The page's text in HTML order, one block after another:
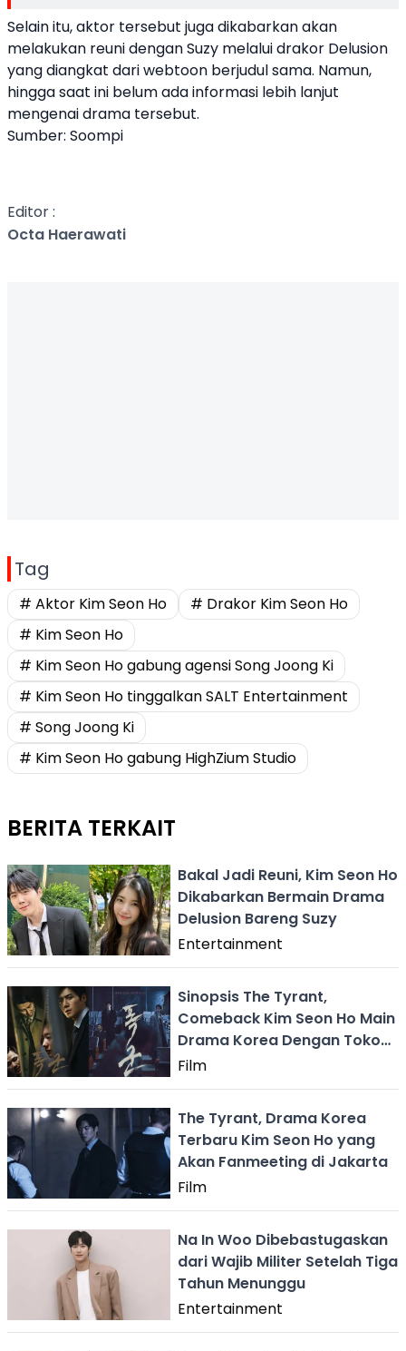
Selain itu, aktor tersebut juga dikabarkan akan
melakukan reuni dengan Suzy melalui drakor Delusion
yang diangkat dari webtoon berjudul sama. Namun,
hingga saat ini belum ada informasi lebih lanjut
mengenai drama tersebut.
Sumber: Soompi
Editor :
Octa Haerawati
Tag
# Aktor Kim Seon Ho
# Drakor Kim Seon Ho
# Kim Seon Ho
# Kim Seon Ho gabung agensi Song Joong Ki
# Kim Seon Ho tinggalkan SALT Entertainment
# Song Joong Ki
# Kim Seon Ho gabung HighZium Studio
BERITA TERKAIT
Bakal Jadi Reuni, Kim Seon Ho
Dikabarkan Bermain Drama
Delusion Bareng Suzy
Entertainment
Sinopsis The Tyrant,
Comeback Kim Seon Ho Main
Drama Korea Dengan Tokoh
Berbeda
Film
The Tyrant, Drama Korea
Terbaru Kim Seon Ho yang
Akan Fanmeeting di Jakarta
Film
Na In Woo Dibebastugaskan
dari Wajib Militer Setelah Tiga
Tahun Menunggu
Entertainment